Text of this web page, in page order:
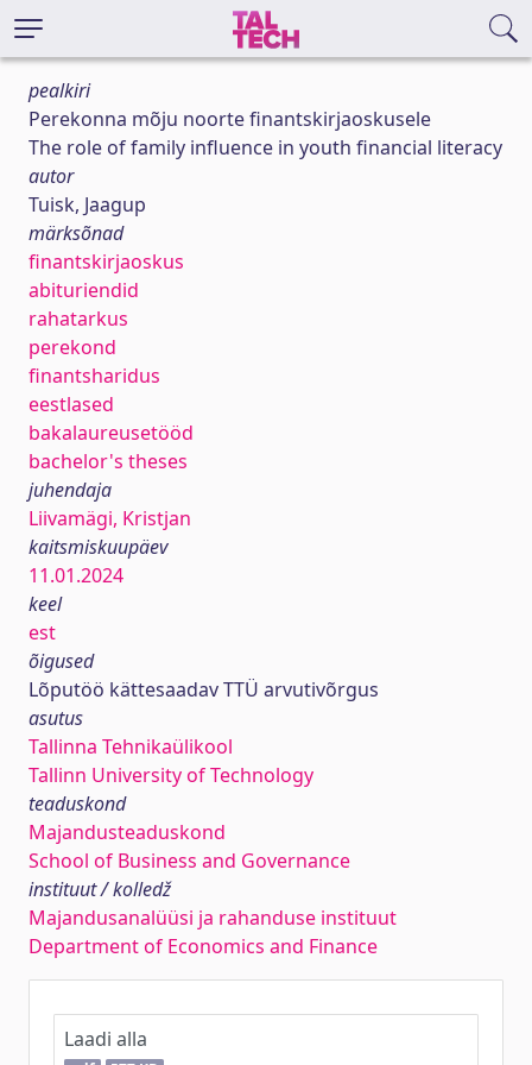
pealkiri
Perekonna mõju noorte finantskirjaoskusele
The role of family influence in youth financial literacy
autor
Tuisk, Jaagup
märksõnad
finantskirjaoskus
abituriendid
rahatarkus
perekond
finantsharidus
eestlased
bakalaureusetööd
bachelor's theses
juhendaja
Liivamägi, Kristjan
kaitsmiskuupäev
11.01.2024
keel
est
õigused
Lõputöö kättesaadav TTÜ arvutivõrgus
asutus
Tallinna Tehnikaülikool
Tallinn University of Technology
teaduskond
Majandusteaduskond
School of Business and Governance
instituut / kolledž
Majandusanalüüsi ja rahanduse instituut
Department of Economics and Finance
Laadi alla